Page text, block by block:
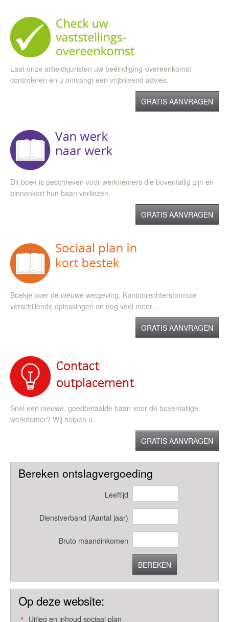
Laat onze arbeidsjuristen uw beëindiging-overeenkomst
controleren en u ontvangt een vrijblijvend advies.
GRATIS AANVRAGEN
Dit boek is geschreven voor werknemers die boventallig zijn en
binnenkort hun baan verliezen.
GRATIS AANVRAGEN
Boekje over de nieuwe wetgeving. Kantonrechtersformule
verschillende oplossingen en nog veel meer...
GRATIS AANVRAGEN
Snel een nieuwe, goedbetaalde baan voor de boventallige
werknemer? Wij helpen u.
GRATIS AANVRAGEN
Bereken ontslagvergoeding
Leeftijd
Dienstverband (Aantal jaar)
Bruto maandinkomen
BEREKEN
Op deze website:
Uitleg en inhoud sociaal plan